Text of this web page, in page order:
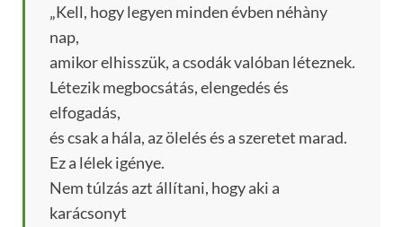
„Kell, hogy legyen minden évben néhàny
nap,
amikor elhisszük, a csodák valóban léteznek.
Létezik megbocsátás, elengedés és
elfogadás,
és csak a hála, az ölelés és a szeretet marad.
Ez a lélek igénye.
Nem túlzás azt állítani, hogy aki a
karácsonyt